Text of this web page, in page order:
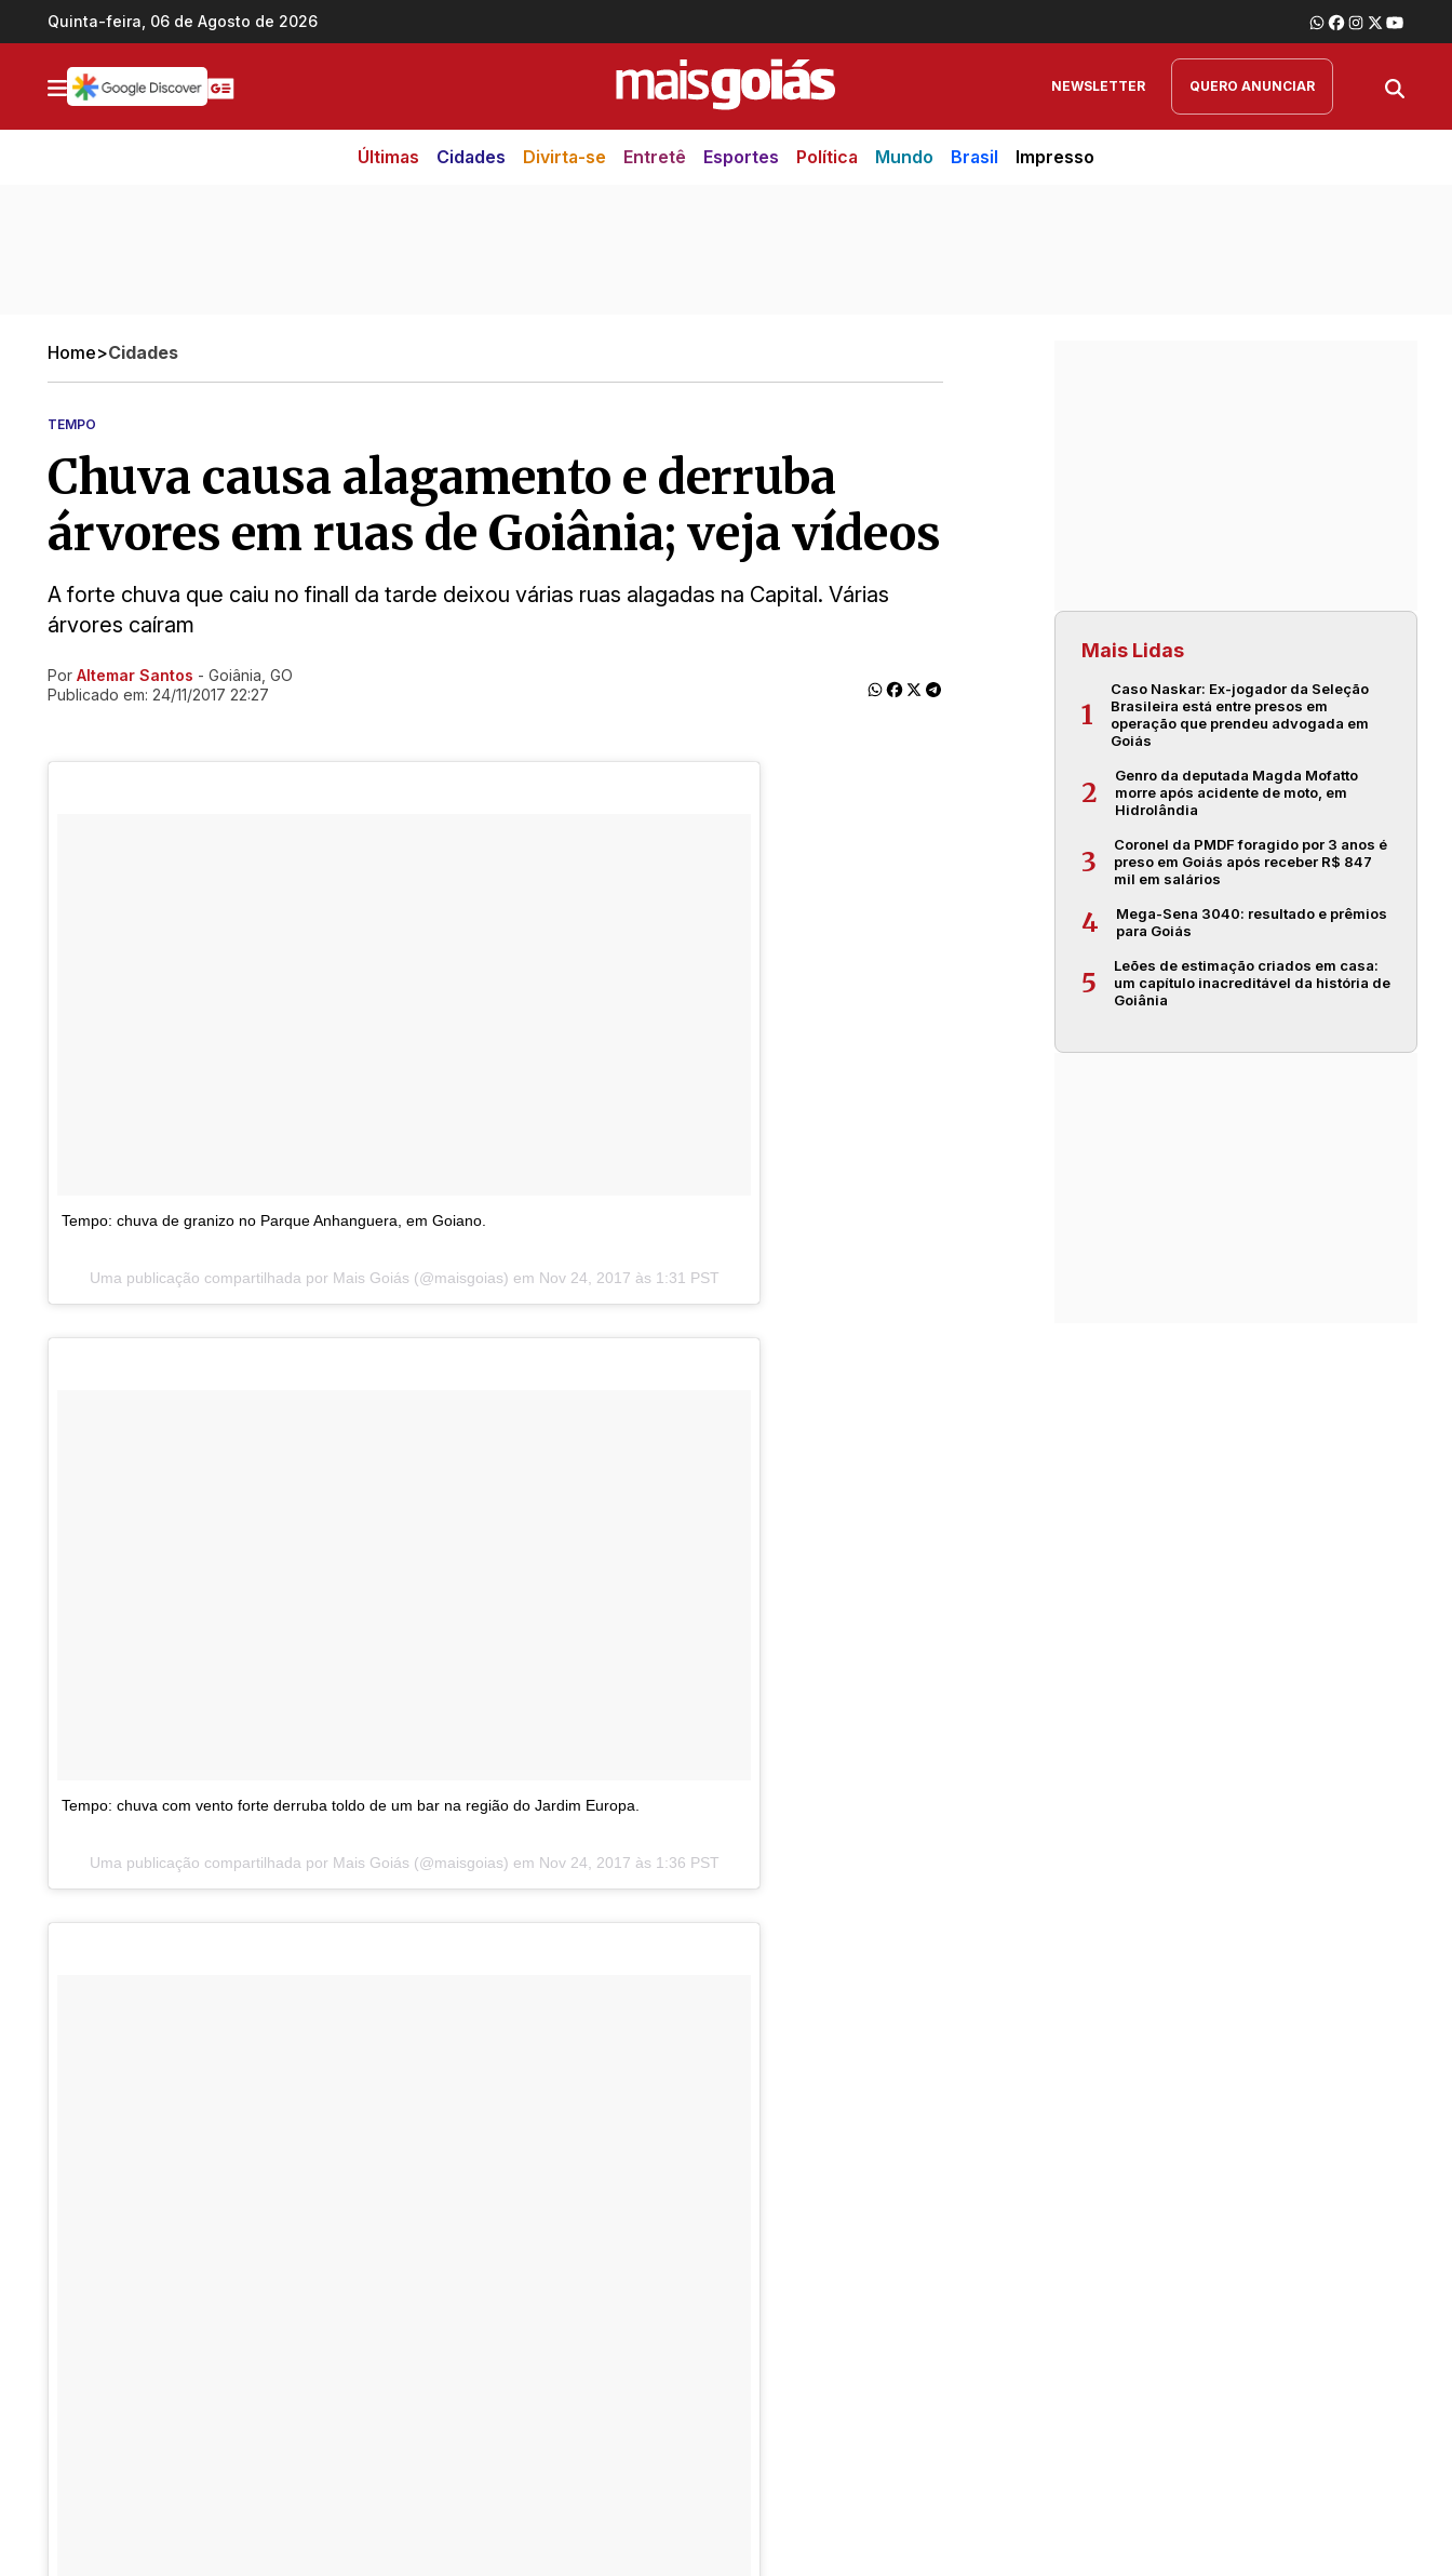
Ir direto pro conteúdo
Quinta-feira, 06 de Agosto de 2026
NEWSLETTER QUERO ANUNCIAR
Últimas Cidades Divirta-se Entretê Esportes Política Mundo Brasil Impresso
Home>Cidades
TEMPO
Chuva causa alagamento e derruba
árvores em ruas de Goiânia; veja vídeos
A forte chuva que caiu no finall da tarde deixou várias ruas alagadas na Capital. Várias
árvores caíram
Ir direto pra matéria
Por Altemar Santos - Goiânia, GO
Publicado em: 24/11/2017 22:27
Tempo: chuva de granizo no Parque Anhanguera, em Goiano.
Uma publicação compartilhada por Mais Goiás (@maisgoias) em Nov 24, 2017 às 1:31 PST
Tempo: chuva com vento forte derruba toldo de um bar na região do Jardim Europa.
Uma publicação compartilhada por Mais Goiás (@maisgoias) em Nov 24, 2017 às 1:36 PST
Mais Lidas
1
Caso Naskar: Ex-jogador da Seleção
Brasileira está entre presos em
operação que prendeu advogada em
Goiás
2
Genro da deputada Magda Mofatto
morre após acidente de moto, em
Hidrolândia
3
Coronel da PMDF foragido por 3 anos é
preso em Goiás após receber R$ 847
mil em salários
4
Mega-Sena 3040: resultado e prêmios
para Goiás
5
Leões de estimação criados em casa:
um capítulo inacreditável da história de
Goiânia